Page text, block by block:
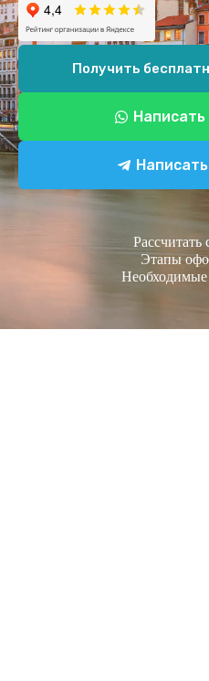
Получить
Написать
Рассчитать
Этапы